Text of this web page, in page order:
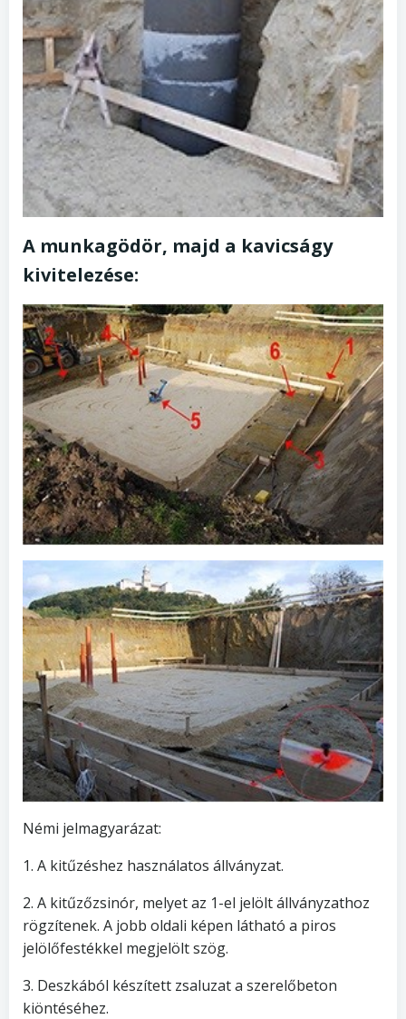
A munkagödör, majd a kavicságy
kivitelezése:
Némi jelmagyarázat:
1. A kitűzéshez használatos állványzat.
2. A kitűzőzsinór, melyet az 1-el jelölt állványzathoz
rögzítenek. A jobb oldali képen látható a piros
jelölőfestékkel megjelölt szög.
3. Deszkából készített zsaluzat a szerelőbeton
kiöntéséhez.